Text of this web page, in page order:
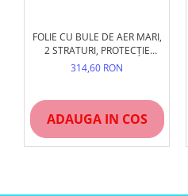
FOLIE CU BULE DE AER MARI,
2 STRATURI, PROTECȚIE
OBIECTE GRELE
314,60 RON
ADAUGA IN COS